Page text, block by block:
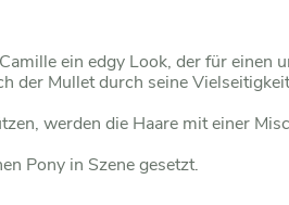
ein edgy Look, der für
der Mullet durch seine
werden die Haare mit einer
Pony in Szene gesetzt.